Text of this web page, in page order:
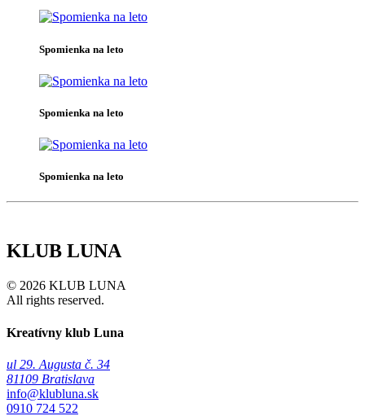
Spomienka na leto
Spomienka na leto
Spomienka na leto
KLUB LUNA
© 2026 KLUB LUNA
All rights reserved.
Kreatívny klub Luna
ul 29. Augusta č. 34
81109 Bratislava
info@klubluna.sk
0910 724 522